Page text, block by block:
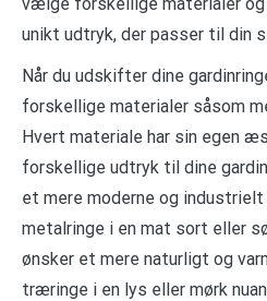
unikt udtryk, der passer til din
Når du udskifter dine
forskellige materialer såsom
Hvert materiale har sin egen
forskellige udtryk til dine
et mere moderne og
metalringe i en mat sort eller
ønsker et mere naturligt og
træringe i en lys eller mørk